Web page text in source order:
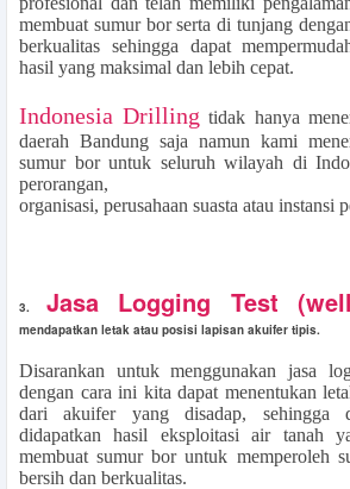
membuat sumur bor serta di tunjang
berkualitas sehingga dapat
hasil yang maksimal dan lebih cepat.
Indonesia Drilling tidak hanya
daerah Bandung saja namun kami
sumur bor untuk seluruh wilayah di
perorangan,
organisasi, perusahaan suasta atau instansi
3. Jasa Logging Test
mendapatkan letak atau posisi lapisan akuifer tipis.
Disarankan untuk menggunakan jasa
dengan cara ini kita dapat menentukan
dari akuifer yang disadap, sehingga
didapatkan hasil eksploitasi air tanah
membuat sumur bor untuk memperoleh
bersih dan berkualitas.